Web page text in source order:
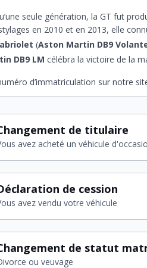
seule génération, la GT fut
en 2010 et en 2013, elle
(Aston Martin DB9
DB9 LM célébra la victoire de la
d’immatriculation sur notre
de titulaire
avez acheté un véhicule
de cession
avez vendu votre véhicule
de statut
ou veuvage